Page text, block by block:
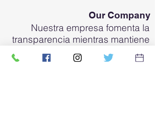
Our Company
Nuestra empresa fomenta la
transparencia mientras mantiene
la privacidad de nuestros clientes
al garantizar el cumplimiento de